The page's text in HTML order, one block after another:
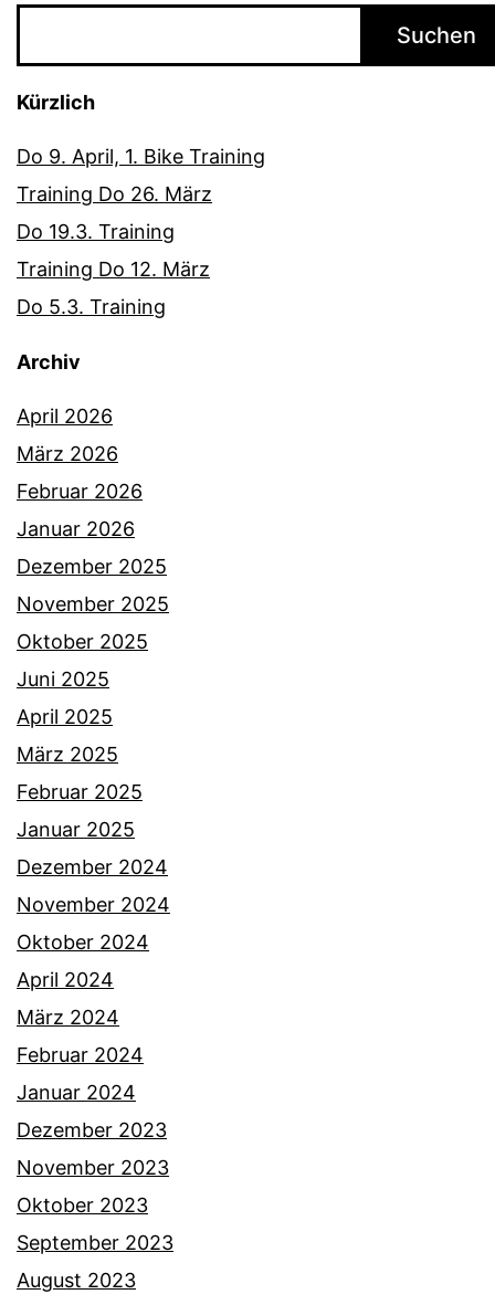
Suchen
Kürzlich
Do 9. April, 1. Bike Training
Training Do 26. März
Do 19.3. Training
Training Do 12. März
Do 5.3. Training
Archiv
April 2026
März 2026
Februar 2026
Januar 2026
Dezember 2025
November 2025
Oktober 2025
Juni 2025
April 2025
März 2025
Februar 2025
Januar 2025
Dezember 2024
November 2024
Oktober 2024
April 2024
März 2024
Februar 2024
Januar 2024
Dezember 2023
November 2023
Oktober 2023
September 2023
August 2023